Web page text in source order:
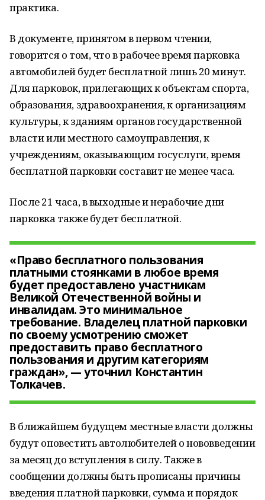
практика.
В документе, принятом в первом чтении,
говорится о том, что в рабочее время парковка
автомобилей будет бесплатной лишь 20 минут.
Для парковок, прилегающих к объектам спорта,
образования, здравоохранения, к организациям
культуры, к зданиям органов государственной
власти или местного самоуправления, к
учреждениям, оказывающим госуслуги, время
бесплатной парковки составит не менее часа.
После 21 часа, в выходные и нерабочие дни
парковка также будет бесплатной.
«Право бесплатного пользования
платными стоянками в любое время
будет предоставлено участникам
Великой Отечественной войны и
инвалидам. Это минимальное
требование. Владелец платной парковки
по своему усмотрению сможет
предоставить право бесплатного
пользования и другим категориям
граждан», — уточнил Константин
Толкачев.
В ближайшем будущем местные власти должны
будут оповестить автолюбителей о нововведении
за месяц до вступления в силу. Также в
сообщении должны быть прописаны причины
введения платной парковки, сумма и порядок